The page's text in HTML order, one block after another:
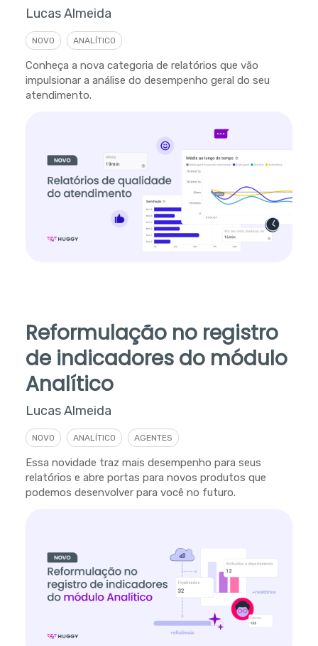
Lucas Almeida
NOVO ANALÍTICO
Conheça a nova categoria de relatórios que vão
impulsionar a análise do desempenho geral do seu
atendimento.
Reformulação no registro
de indicadores do módulo
Analítico
Lucas Almeida
NOVO ANALÍTICO AGENTES
Essa novidade traz mais desempenho para seus
relatórios e abre portas para novos produtos que
podemos desenvolver para você no futuro.